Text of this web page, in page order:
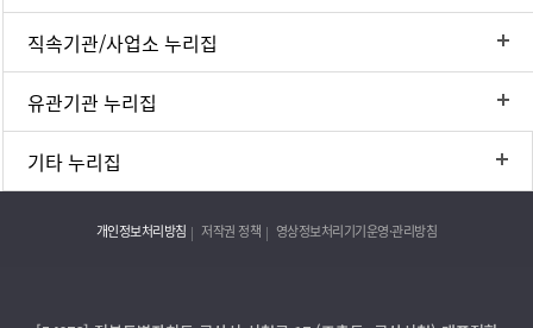
직속기관/사업소 누리집
유관기관 누리집
기타 누리집
개인정보처리방침 저작권 정책 영상정보처리기기운영·관리방침